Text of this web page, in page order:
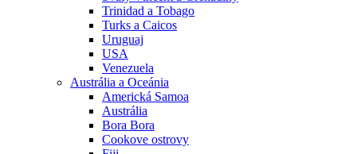
Trinidad a Tobago
Turks a Caicos
Uruguaj
USA
Venezuela
Austrália a Oceánia
Americká Samoa
Austrália
Bora Bora
Cookove ostrovy